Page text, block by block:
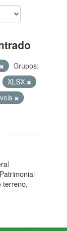
Grupos:
XLSX
terreno,